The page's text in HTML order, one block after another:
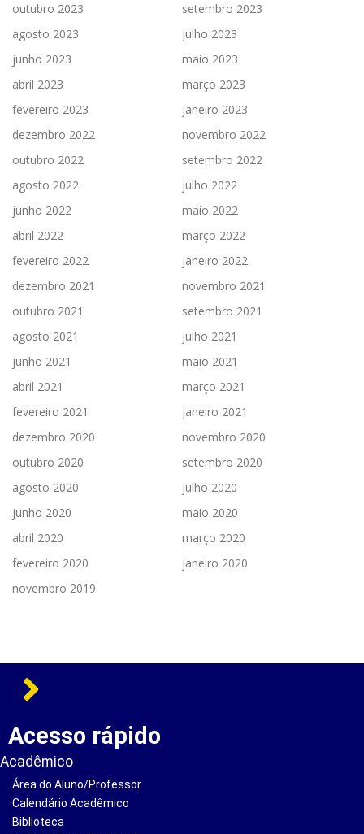
outubro 2023
setembro 2023
agosto 2023
julho 2023
junho 2023
maio 2023
abril 2023
março 2023
fevereiro 2023
janeiro 2023
dezembro 2022
novembro 2022
outubro 2022
setembro 2022
agosto 2022
julho 2022
junho 2022
maio 2022
abril 2022
março 2022
fevereiro 2022
janeiro 2022
dezembro 2021
novembro 2021
outubro 2021
setembro 2021
agosto 2021
julho 2021
junho 2021
maio 2021
abril 2021
março 2021
fevereiro 2021
janeiro 2021
dezembro 2020
novembro 2020
outubro 2020
setembro 2020
agosto 2020
julho 2020
junho 2020
maio 2020
abril 2020
março 2020
fevereiro 2020
janeiro 2020
novembro 2019
Acesso rápido
Acadêmico
Área do Aluno/Professor
Calendário Acadêmico
Biblioteca